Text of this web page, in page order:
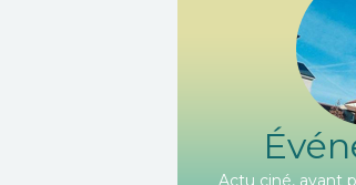
Actu ciné, avant